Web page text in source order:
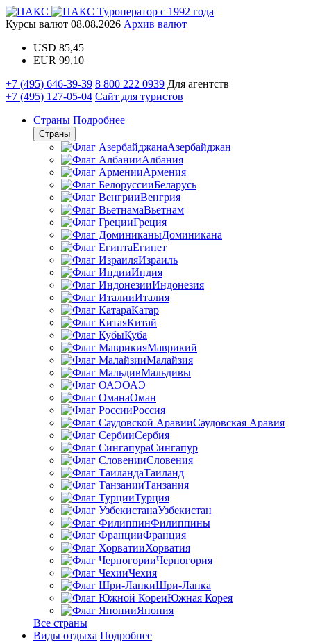
Туроператор с 1992 года
Курсы валют 08.08.2026 Архив валют
USD 85,45
EUR 99,10
+7 (495) 646-39-39 8 800 222 0939 Для агентств
+7 (495) 127-05-04 Сайт для туристов
Страны Подробнее
Страны
Азербайджан
Албания
Армения
Беларусь
Венгрия
Вьетнам
Греция
Доминикана
Египет
Израиль
Индия
Индонезия
Италия
Катар
Китай
Куба
Маврикий
Малайзия
Мальдивы
ОАЭ
Оман
Россия
Саудовская Аравия
Сербия
Сингапур
Словения
Таиланд
Танзания
Турция
Узбекистан
Филиппины
Франция
Хорватия
Черногория
Чехия
Шри-Ланка
Южная Корея
Япония
Все страны
Виды отдыха Подробнее